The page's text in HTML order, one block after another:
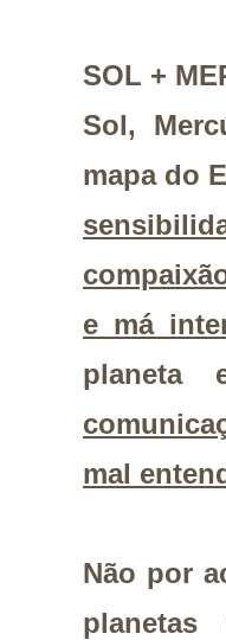
SOL +
Sol,
mapa do
e má
planeta
mal
Não por